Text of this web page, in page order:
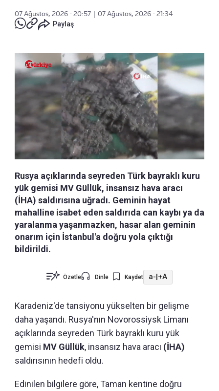
07 Ağustos, 2026 - 20:57
07 Ağustos, 2026 - 21:34
Paylaş
Rusya açıklarında seyreden Türk bayraklı kuru
yük gemisi MV Güllük, insansız hava aracı
(İHA) saldırısına uğradı. Geminin hayat
mahalline isabet eden saldırıda can kaybı ya da
yaralanma yaşanmazken, hasar alan geminin
onarım için İstanbul'a doğru yola çıktığı
bildirildi.
Özetle Dinle Kaydet a-|+A
Karadeniz'de tansiyonu yükselten bir gelişme
daha yaşandı. Rusya'nın Novorossiysk Limanı
açıklarında seyreden Türk bayraklı kuru yük
gemisi MV Güllük, insansız hava aracı (İHA)
saldırısının hedefi oldu.
Edinilen bilgilere göre, Taman kentine doğru